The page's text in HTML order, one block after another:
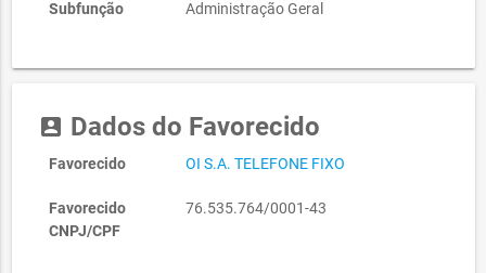
Subfunção Administração Geral
account_box Dados do Favorecido
Favorecido OI S.A. TELEFONE FIXO
Favorecido
CNPJ/CPF
76.535.764/0001-43